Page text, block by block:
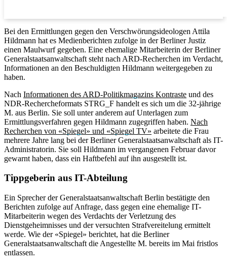
Bei den Ermittlungen gegen den Verschwörungsideologen Attila
Hildmann hat es Medienberichten zufolge in der Berliner Justiz
einen Maulwurf gegeben. Eine ehemalige Mitarbeiterin der Berliner
Generalstaatsanwaltschaft steht nach ARD-Recherchen im Verdacht,
Informationen an den Beschuldigten Hildmann weitergegeben zu
haben.
Nach Informationen des ARD-Politikmagazins Kontraste und des
NDR-Rechercheformats STRG_F handelt es sich um die 32-jährige
M. aus Berlin. Sie soll unter anderem auf Unterlagen zum
Ermittlungsverfahren gegen Hildmann zugegriffen haben. Nach
Recherchen von «Spiegel» und «Spiegel TV» arbeitete die Frau
mehrere Jahre lang bei der Berliner Generalstaatsanwaltschaft als IT-
Administratorin. Sie soll Hildmann im vergangenen Februar davor
gewarnt haben, dass ein Haftbefehl auf ihn ausgestellt ist.
Tippgeberin aus IT-Abteilung
Ein Sprecher der Generalstaatsanwaltschaft Berlin bestätigte den
Berichten zufolge auf Anfrage, dass gegen eine ehemalige IT-
Mitarbeiterin wegen des Verdachts der Verletzung des
Dienstgeheimnisses und der versuchten Strafvereitelung ermittelt
werde. Wie der «Spiegel» berichtet, hat die Berliner
Generalstaatsanwaltschaft die Angestellte M. bereits im Mai fristlos
entlassen.